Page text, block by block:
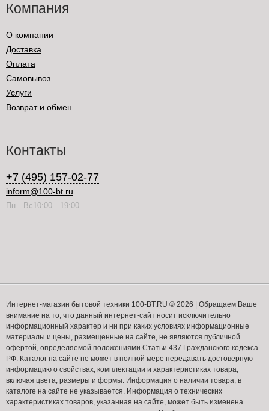
Компания
О компании
Доставка
Оплата
Самовывоз
Услуги
Возврат и обмен
Контакты
+7 (495) 157-02-77
inform@100-bt.ru
Пн—Вс10:00—19:00
Интернет-магазин бытовой техники 100-BT.RU © 2026 | Обращаем Ваше
внимание на то, что данный интернет-сайт носит исключительно
информационный характер и ни при каких условиях информационные
материалы и цены, размещенные на сайте, не являются публичной
офертой, определяемой положениями Статьи 437 Гражданского кодекса
РФ. Каталог на сайте не может в полной мере передавать достоверную
информацию о свойствах, комплектации и характеристиках товара,
включая цвета, размеры и формы. Информация о наличии товара, в
каталоге на сайте не указывается. Информация о технических
характеристиках товаров, указанная на сайте, может быть изменена